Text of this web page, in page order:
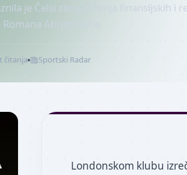
je Čelsi zbog kršenja finansijskih i
Abramoviča.
čitanja Sportski Radar
Londonskom klubu